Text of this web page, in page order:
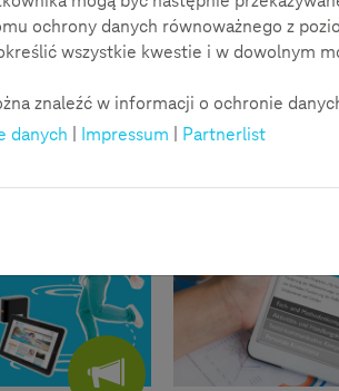
Pomysły na
ochrony danych równoważnego z
wszystkie kwestie i w dowolnym
znaleźć w informacji o ochronie
danych
Impressum Partnerlist